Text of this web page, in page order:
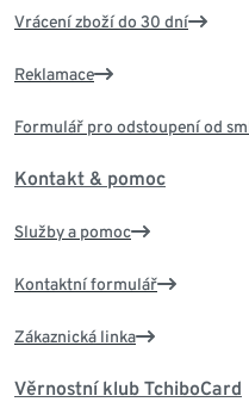
Vrácení zboží do 30 dní
Reklamace
Formulář pro odstoupení od
Kontakt & pomoc
Služby a pomoc
Kontaktní formulář
Zákaznická linka
Věrnostní klub TchiboCard